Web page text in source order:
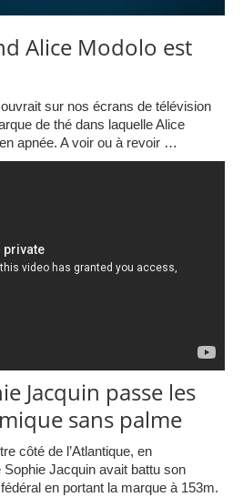
Alice Modolo est
sur nos écrans de télévision
de thé dans laquelle Alice
apnée. A voir ou à revoir …
Jacquin passe les
sans palme
côté de l’Atlantique, en
Jacquin avait battu son
en portant la marque à 153m.